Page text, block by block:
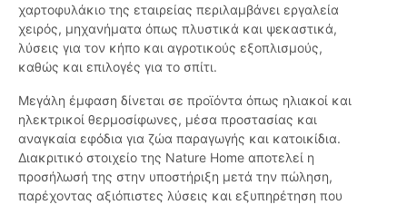
χαρτοφυλάκιο της εταιρείας περιλαμβάνει εργαλεία
χειρός, μηχανήματα όπως πλυστικά και ψεκαστικά,
λύσεις για τον κήπο και αγροτικούς εξοπλισμούς,
καθώς και επιλογές για το σπίτι.
Μεγάλη έμφαση δίνεται σε προϊόντα όπως ηλιακοί και
ηλεκτρικοί θερμοσίφωνες, μέσα προστασίας και
αναγκαία εφόδια για ζώα παραγωγής και κατοικίδια.
Διακριτικό στοιχείο της Nature Home αποτελεί η
προσήλωσή της στην υποστήριξη μετά την πώληση,
παρέχοντας αξιόπιστες λύσεις και εξυπηρέτηση που